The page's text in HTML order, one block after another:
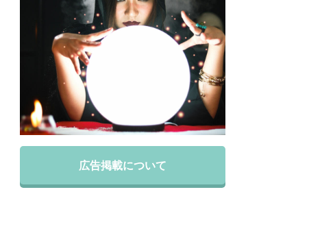
広告掲載について